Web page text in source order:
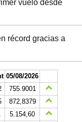
vuelo desde
récord gracias a
05/08/2026
755.9001
872,8379
5.154,60